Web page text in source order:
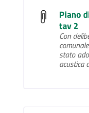
Piano
tav 2
Con
stato
acustica